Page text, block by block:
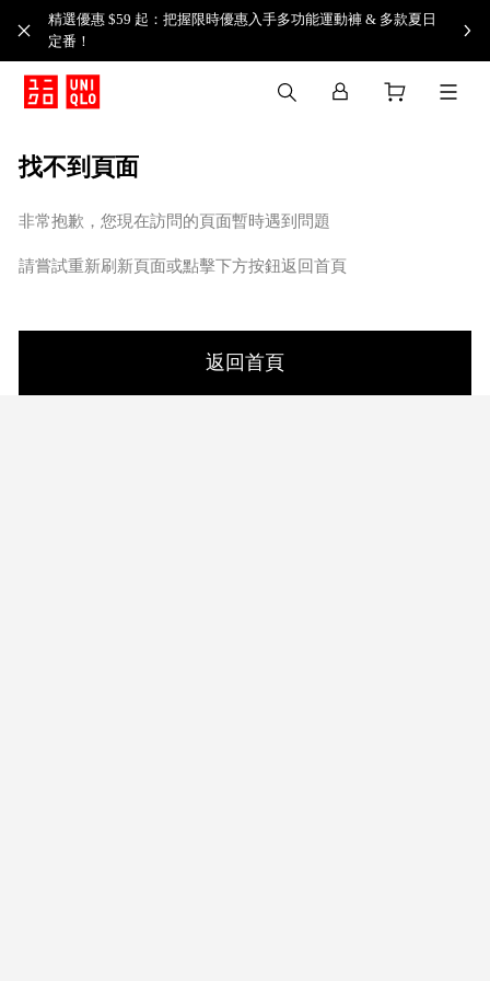
精選優惠 $59 起：把握限時優惠入手多功能運動褲 & 多款夏日
定番！​
找不到頁面
非常抱歉，您現在訪問的頁面暫時遇到問題
請嘗試重新刷新頁面或點擊下方按鈕返回首頁
返回首頁